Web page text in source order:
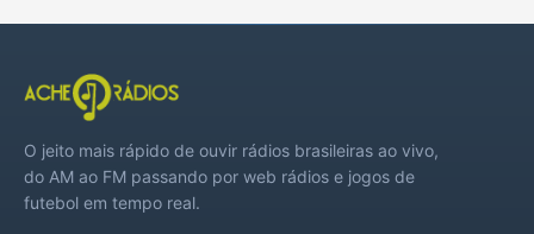
Inhacorá
Nova Ramada
Panambi
O jeito mais rápido de ouvir rádios brasileiras ao vivo,
do AM ao FM passando por web rádios e jogos de
futebol em tempo real.